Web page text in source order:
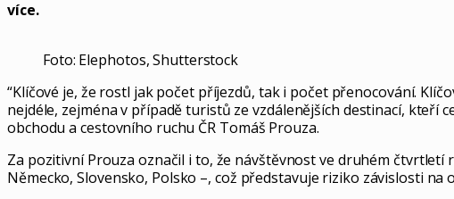
více.
Foto: Elephotos, Shutterstock
“Klíčové je, že rostl jak počet příjezdů, tak i počet přenocování.
nejdéle, zejména v případě turistů ze vzdálenějších destinací, kteří
obchodu a cestovního ruchu ČR Tomáš Prouza.
Za pozitivní Prouza označil i to, že návštěvnost ve druhém
Německo, Slovensko, Polsko –, což představuje riziko závislosti